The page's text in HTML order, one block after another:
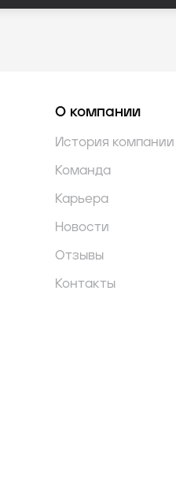
О компании
История компании
Команда
Карьера
Новости
Отзывы
Контакты